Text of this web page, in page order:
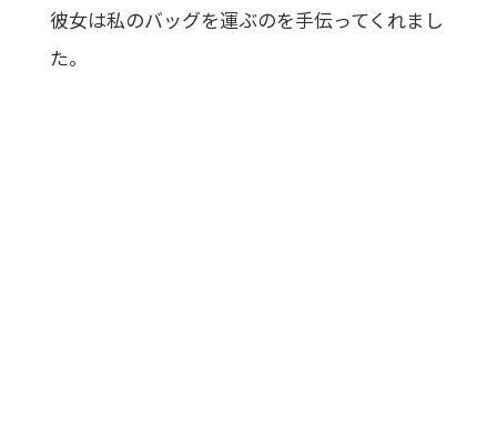
彼女は私のバッグを運ぶのを手伝ってくれまし
た。